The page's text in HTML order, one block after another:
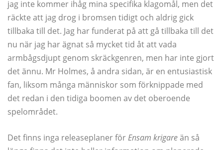
jag inte kommer ihåg mina specifika klagomål, men det
räckte att jag drog i bromsen tidigt och aldrig gick
tillbaka till det. Jag har funderat på att gå tillbaka till det
nu när jag har ägnat så mycket tid åt att vada
armbågsdjupt genom skräckgenren, men har inte gjort
det ännu. Mr Holmes, å andra sidan, är en entusiastisk
fan, liksom många människor som förknippade med
det redan i den tidiga boomen av det oberoende
spelområdet.
Det finns inga releaseplaner förEnsam krigareän så